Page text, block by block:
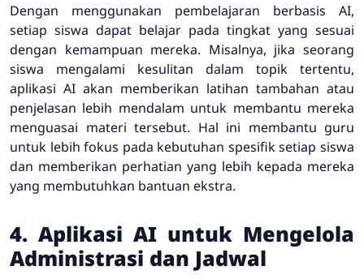
Dengan menggunakan pembelajaran berbasis AI,
setiap siswa dapat belajar pada tingkat yang sesuai
dengan kemampuan mereka. Misalnya, jika seorang
siswa mengalami kesulitan dalam topik tertentu,
aplikasi AI akan memberikan latihan tambahan atau
penjelasan lebih mendalam untuk membantu mereka
menguasai materi tersebut. Hal ini membantu guru
untuk lebih fokus pada kebutuhan spesifik setiap siswa
dan memberikan perhatian yang lebih kepada mereka
yang membutuhkan bantuan ekstra.
4. Aplikasi AI untuk Mengelola
Administrasi dan Jadwal